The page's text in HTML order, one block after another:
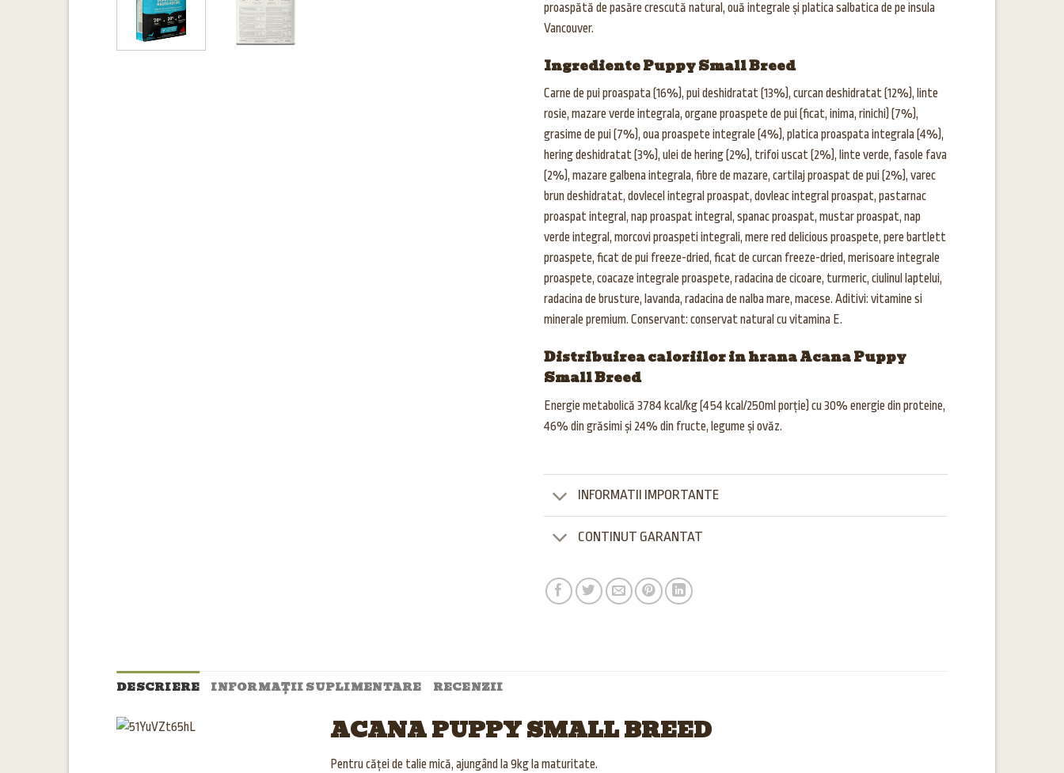
proaspătă de pasăre crescută natural, ouă integrale și platica salbatica de pe insula
Vancouver.
Ingrediente Puppy Small Breed
Carne de pui proaspata (16%), pui deshidratat (13%), curcan deshidratat (12%), linte
rosie, mazare verde integrala, organe proaspete de pui (ficat, inima, rinichi) (7%),
grasime de pui (7%), oua proaspete integrale (4%), platica proaspata integrala (4%),
hering deshidratat (3%), ulei de hering (2%), trifoi uscat (2%), linte verde, fasole fava
(2%), mazare galbena integrala, fibre de mazare, cartilaj proaspat de pui (2%), varec
brun deshidratat, dovlecel integral proaspat, dovleac integral proaspat, pastarnac
proaspat integral, nap proaspat integral, spanac proaspat, mustar proaspat, nap
verde integral, morcovi proaspeti integrali, mere red delicious proaspete, pere bartlett
proaspete, ficat de pui freeze-dried, ficat de curcan freeze-dried, merisoare integrale
proaspete, coacaze integrale proaspete, radacina de cicoare, turmeric, ciulinul laptelui,
radacina de brusture, lavanda, radacina de nalba mare, macese. Aditivi: vitamine si
minerale premium. Conservant: conservat natural cu vitamina E.
Distribuirea caloriilor in hrana Acana Puppy
Small Breed
Energie metabolică 3784 kcal/kg (454 kcal/250ml porție) cu 30% energie din proteine,
46% din grăsimi și 24% din fructe, legume și ovăz.
INFORMATII IMPORTANTE
CONTINUT GARANTAT
DESCRIERE INFORMAȚII SUPLIMENTARE RECENZII
ACANA PUPPY SMALL BREED
Pentru căței de talie mică, ajungând la 9kg la maturitate.